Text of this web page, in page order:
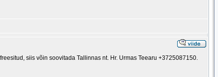
siis võin soovitada Tallinnas nt. Hr. Urmas Teearu +3725087150.